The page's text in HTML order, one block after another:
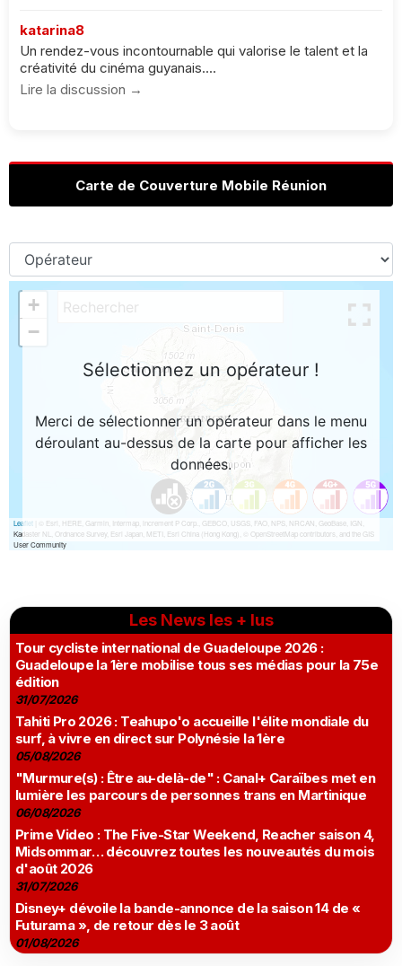
katarina8
Un rendez-vous incontournable qui valorise le talent et la
créativité du cinéma guyanais....
Lire la discussion →
Carte de Couverture Mobile Réunion
Les News les + lus
Tour cycliste international de Guadeloupe 2026 :
Guadeloupe la 1ère mobilise tous ses médias pour la 75e
édition
31/07/2026
Tahiti Pro 2026 : Teahupo'o accueille l'élite mondiale du
surf, à vivre en direct sur Polynésie la 1ère
05/08/2026
"Murmure(s) : Être au-delà-de" : Canal+ Caraïbes met en
lumière les parcours de personnes trans en Martinique
06/08/2026
Prime Video : The Five-Star Weekend, Reacher saison 4,
Midsommar… découvrez toutes les nouveautés du mois
d'août 2026
31/07/2026
Disney+ dévoile la bande-annonce de la saison 14 de «
Futurama », de retour dès le 3 août
01/08/2026